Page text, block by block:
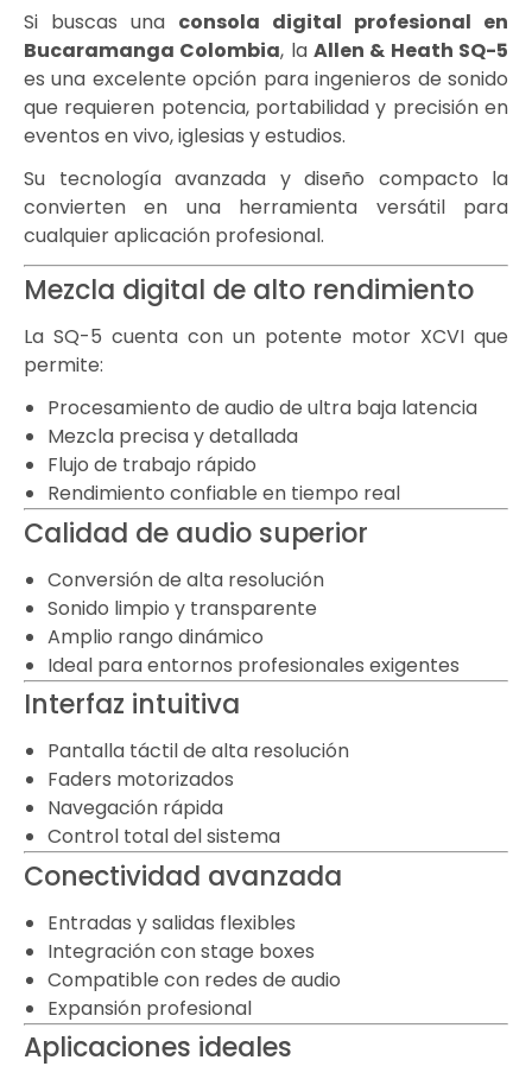
Si buscas una consola digital profesional en
Bucaramanga Colombia, laAllen & Heath SQ-5
es una excelente opción para ingenieros de sonido
que requieren potencia, portabilidad y precisión en
eventos en vivo, iglesias y estudios.
Su tecnología avanzada y diseño compacto la
convierten en una herramienta versátil para
cualquier aplicación profesional.
Mezcla digital de alto rendimiento
La SQ-5 cuenta con un potente motor XCVI que
permite:
Procesamiento de audio de ultra baja latencia
Mezcla precisa y detallada
Flujo de trabajo rápido
Rendimiento confiable en tiempo real
Calidad de audio superior
Conversión de alta resolución
Sonido limpio y transparente
Amplio rango dinámico
Ideal para entornos profesionales exigentes
Interfaz intuitiva
Pantalla táctil de alta resolución
Faders motorizados
Navegación rápida
Control total del sistema
Conectividad avanzada
Entradas y salidas flexibles
Integración con stage boxes
Compatible con redes de audio
Expansión profesional
Aplicaciones ideales